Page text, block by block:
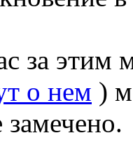
за этим
о нем )
замечено.